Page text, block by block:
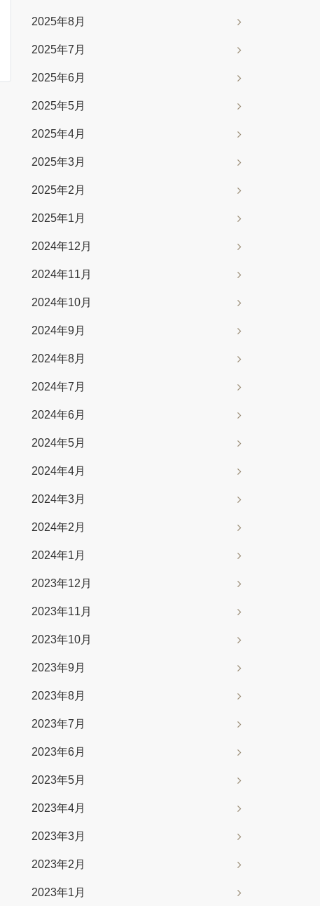
2025年8月
2025年7月
2025年6月
2025年5月
2025年4月
2025年3月
2025年2月
2025年1月
2024年12月
2024年11月
2024年10月
2024年9月
2024年8月
2024年7月
2024年6月
2024年5月
2024年4月
2024年3月
2024年2月
2024年1月
2023年12月
2023年11月
2023年10月
2023年9月
2023年8月
2023年7月
2023年6月
2023年5月
2023年4月
2023年3月
2023年2月
2023年1月